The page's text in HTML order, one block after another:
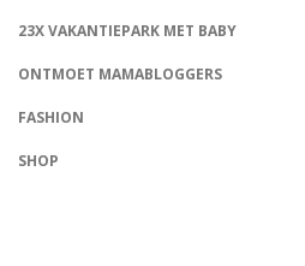
23X VAKANTIEPARK MET BABY
ONTMOET MAMABLOGGERS
FASHION
SHOP